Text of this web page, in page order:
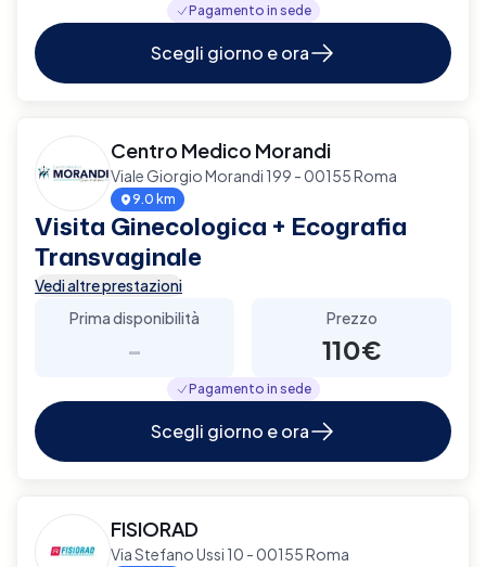
Pagamento in sede
Scegli giorno e ora
Centro Medico Morandi
Viale Giorgio Morandi 199 - 00155 Roma
9.0 km
Visita Ginecologica + Ecografia
Transvaginale
Vedi altre prestazioni
Prima disponibilità
-
Prezzo
110€
Pagamento in sede
Scegli giorno e ora
FISIORAD
Via Stefano Ussi 10 - 00155 Roma